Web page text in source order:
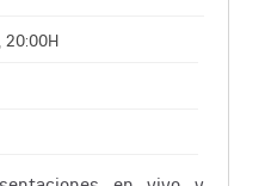
20:00H